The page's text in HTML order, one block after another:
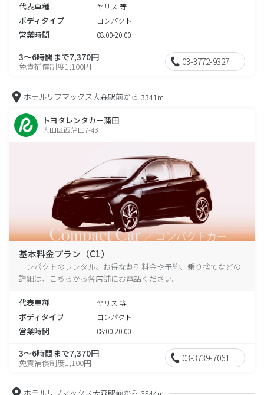
代表車種 ヤリス 等
ボディタイプ コンパクト
営業時間 08:00-20:00
3～6時間まで7,370円
免責補償制度1,100円 03-3772-9327
ホテルリブマックス大森駅前から 3341m
トヨタレンタカー蒲田
大田区西蒲田7-43
基本料金プラン（C1）
コンパクトのレンタル、お得な割引料金や予約、乗り捨てなどの
詳細は、こちらから各店舗にお電話ください。
代表車種 ヤリス 等
ボディタイプ コンパクト
営業時間 08:00-20:00
3～6時間まで7,370円
免責補償制度1,100円 03-3739-7061